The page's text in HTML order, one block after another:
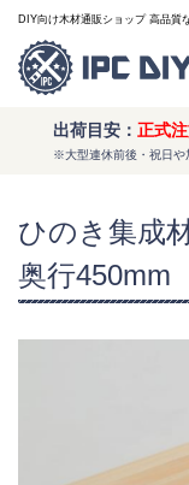
DIY向け木材通販ショップ 高品質
出荷目安： 正式
※大型連休前後・祝日や
ひのき集成
奥行450mm